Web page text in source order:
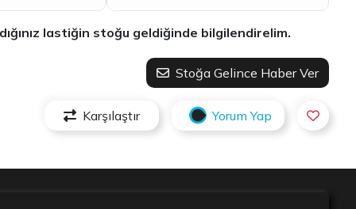
lastiğin stoğu geldiğinde bilgilendirelim.
Stoğa Gelince Haber Ver
Karşılaştır Yorum Yap